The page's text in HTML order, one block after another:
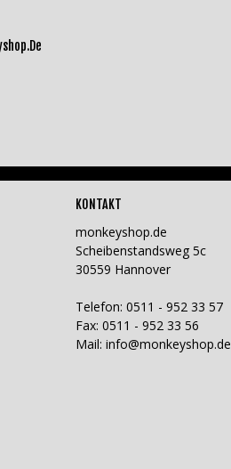
KONTAKT
monkeyshop.de
Scheibenstandsweg 5c
30559 Hannover
Telefon: 0511 - 952 33 57
Fax: 0511 - 952 33 56
Mail: info@monkeyshop.de